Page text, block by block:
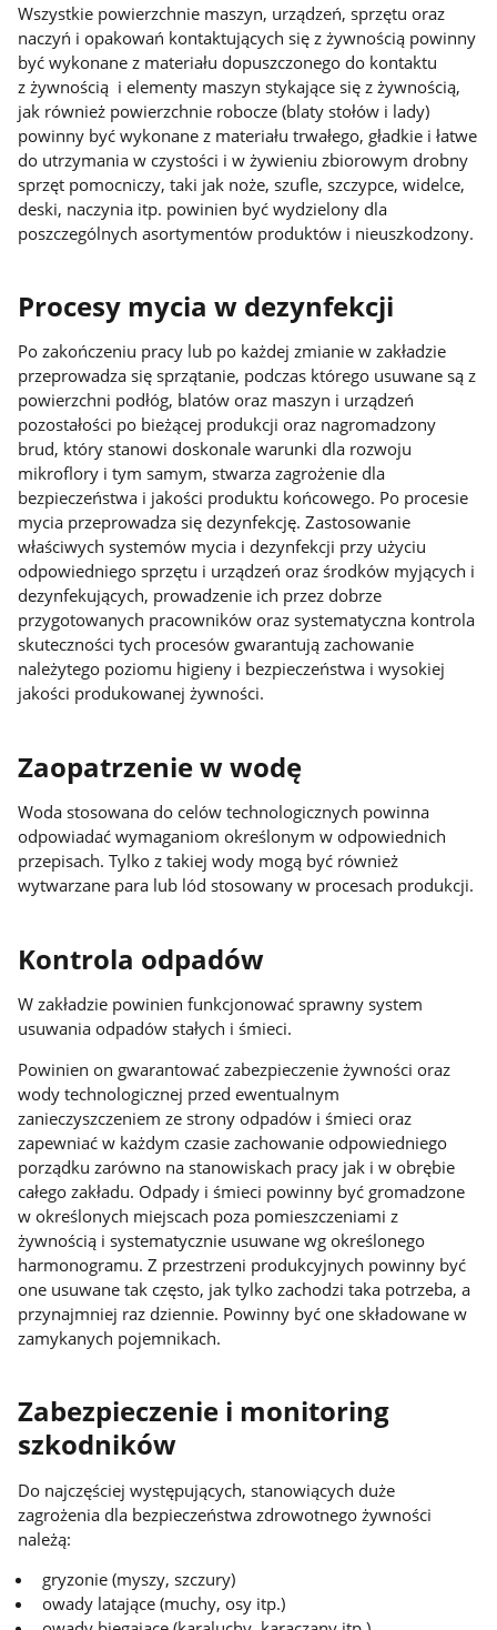
Wszystkie powierzchnie maszyn, urządzeń, sprzętu oraz
naczyń i opakowań kontaktujących się z żywnością powinny
być wykonane z materiału dopuszczonego do kontaktu
z żywnością i elementy maszyn stykające się z żywnością,
jak również powierzchnie robocze (blaty stołów i lady)
powinny być wykonane z materiału trwałego, gładkie i łatwe
do utrzymania w czystości i w żywieniu zbiorowym drobny
sprzęt pomocniczy, taki jak noże, szufle, szczypce, widelce,
deski, naczynia itp. powinien być wydzielony dla
poszczególnych asortymentów produktów i nieuszkodzony.
Procesy mycia w dezynfekcji
Po zakończeniu pracy lub po każdej zmianie w zakładzie
przeprowadza się sprzątanie, podczas którego usuwane są z
powierzchni podłóg, blatów oraz maszyn i urządzeń
pozostałości po bieżącej produkcji oraz nagromadzony
brud, który stanowi doskonale warunki dla rozwoju
mikroflory i tym samym, stwarza zagrożenie dla
bezpieczeństwa i jakości produktu końcowego. Po procesie
mycia przeprowadza się dezynfekcję. Zastosowanie
właściwych systemów mycia i dezynfekcji przy użyciu
odpowiedniego sprzętu i urządzeń oraz środków myjących i
dezynfekujących, prowadzenie ich przez dobrze
przygotowanych pracowników oraz systematyczna kontrola
skuteczności tych procesów gwarantują zachowanie
należytego poziomu higieny i bezpieczeństwa i wysokiej
jakości produkowanej żywności.
Zaopatrzenie w wodę
Woda stosowana do celów technologicznych powinna
odpowiadać wymaganiom określonym w odpowiednich
przepisach. Tylko z takiej wody mogą być również
wytwarzane para lub lód stosowany w procesach produkcji.
Kontrola odpadów
W zakładzie powinien funkcjonować sprawny system
usuwania odpadów stałych i śmieci.
Powinien on gwarantować zabezpieczenie żywności oraz
wody technologicznej przed ewentualnym
zanieczyszczeniem ze strony odpadów i śmieci oraz
zapewniać w każdym czasie zachowanie odpowiedniego
porządku zarówno na stanowiskach pracy jak i w obrębie
całego zakładu. Odpady i śmieci powinny być gromadzone
w określonych miejscach poza pomieszczeniami z
żywnością i systematycznie usuwane wg określonego
harmonogramu. Z przestrzeni produkcyjnych powinny być
one usuwane tak często, jak tylko zachodzi taka potrzeba, a
przynajmniej raz dziennie. Powinny być one składowane w
zamykanych pojemnikach.
Zabezpieczenie i monitoring
szkodników
Do najczęściej występujących, stanowiących duże
zagrożenia dla bezpieczeństwa zdrowotnego żywności
należą:
gryzonie (myszy, szczury)
owady latające (muchy, osy itp.)